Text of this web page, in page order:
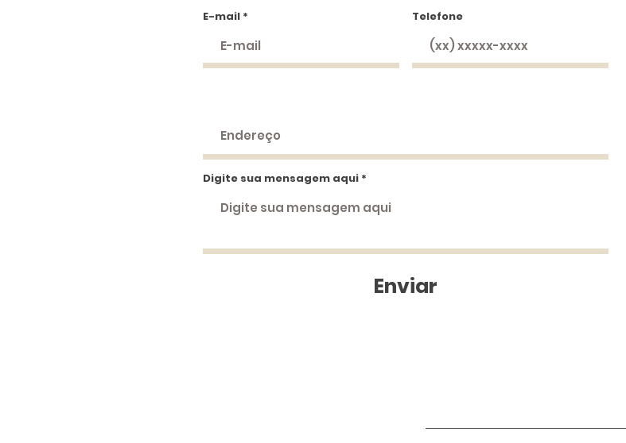
E-mail Telefone
Digite sua mensagem aqui
Enviar